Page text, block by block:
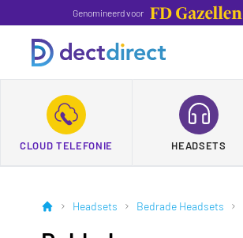
Genomineerd voor
CLOUD TELEFONIE HEADSETS
Headsets Bedrade Headsets